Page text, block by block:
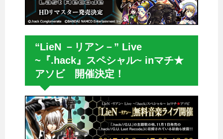
“LieN －リアン－” Live
~『.hack』スペシャル~ inマチ★
アソビ 開催決定！